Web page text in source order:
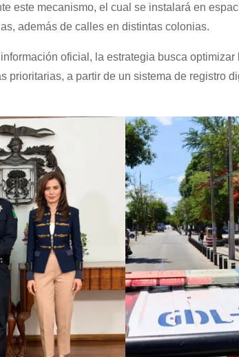
este mecanismo, el cual se instalará en
además de calles en distintas colonias.
oficial, la estrategia busca
prioritarias, a partir de un sistema de registro